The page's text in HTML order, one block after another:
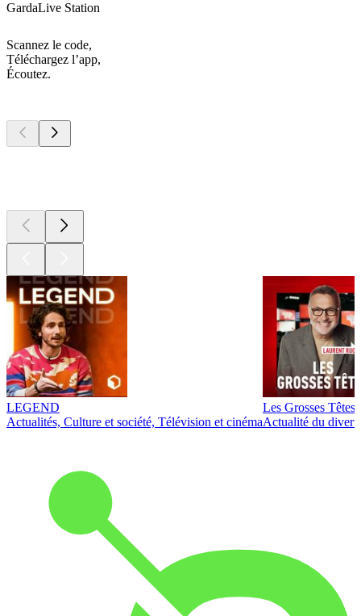
GardaLive Station
Scannez le code,
Téléchargez l’app,
Écoutez.
LEGEND
Actualités, Culture et société, Télévision et cinéma
Les Grosses Têtes
Actualité du